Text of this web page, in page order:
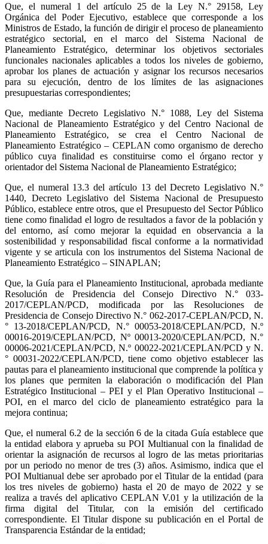
Que, el numeral 1 del artículo 25 de la Ley N.° 29158, Ley
Orgánica del Poder Ejecutivo, establece que corresponde a los
Ministros de Estado, la función de dirigir el proceso de planeamiento
estratégico sectorial, en el marco del Sistema Nacional de
Planeamiento Estratégico, determinar los objetivos sectoriales
funcionales nacionales aplicables a todos los niveles de gobierno,
aprobar los planes de actuación y asignar los recursos necesarios
para su ejecución, dentro de los límites de las asignaciones
presupuestarias correspondientes;
Que, mediante Decreto Legislativo N.° 1088, Ley del Sistema
Nacional de Planeamiento Estratégico y del Centro Nacional de
Planeamiento Estratégico, se crea el Centro Nacional de
Planeamiento Estratégico – CEPLAN como organismo de derecho
público cuya finalidad es constituirse como el órgano rector y
orientador del Sistema Nacional de Planeamiento Estratégico;
Que, el numeral 13.3 del artículo 13 del Decreto Legislativo N.°
1440, Decreto Legislativo del Sistema Nacional de Presupuesto
Público, establece entre otros, que el Presupuesto del Sector Público
tiene como finalidad el logro de resultados a favor de la población y
del entorno, así como mejorar la equidad en observancia a la
sostenibilidad y responsabilidad fiscal conforme a la normatividad
vigente y se articula con los instrumentos del Sistema Nacional de
Planeamiento Estratégico – SINAPLAN;
Que, la Guía para el Planeamiento Institucional, aprobada mediante
Resolución de Presidencia del Consejo Directivo N.° 033-
2017/CEPLAN/PCD, modificada por las Resoluciones de
Presidencia de Consejo Directivo N.° 062-2017-CEPLAN/PCD, N.
° 13-2018/CEPLAN/PCD, N.° 00053-2018/CEPLAN/PCD, N.º
00016-2019/CEPLAN/PCD, Nº 00013-2020/CEPLAN/PCD, N.°
00006-2021/CEPLAN/PCD, N.º 00022-2021/CEPLAN/PCD y N.
° 00031-2022/CEPLAN/PCD, tiene como objetivo establecer las
pautas para el planeamiento institucional que comprende la política y
los planes que permiten la elaboración o modificación del Plan
Estratégico Institucional – PEI y el Plan Operativo Institucional –
POI, en el marco del ciclo de planeamiento estratégico para la
mejora continua;
Que, el numeral 6.2 de la sección 6 de la citada Guía establece que
la entidad elabora y aprueba su POI Multianual con la finalidad de
orientar la asignación de recursos al logro de las metas prioritarias
por un periodo no menor de tres (3) años. Asimismo, indica que el
POI Multianual debe ser aprobado por el Titular de la entidad (para
los tres niveles de gobierno) hasta el 20 de mayo de 2022 y se
realiza a través del aplicativo CEPLAN V.01 y la utilización de la
firma digital del Titular, con la emisión del certificado
correspondiente. El Titular dispone su publicación en el Portal de
Transparencia Estándar de la entidad;